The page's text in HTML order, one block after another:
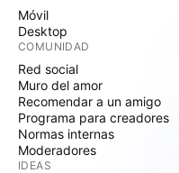
Móvil
Desktop
COMUNIDAD
Red social
Muro del amor
Recomendar a un amigo
Programa para creadores
Normas internas
Moderadores
IDEAS